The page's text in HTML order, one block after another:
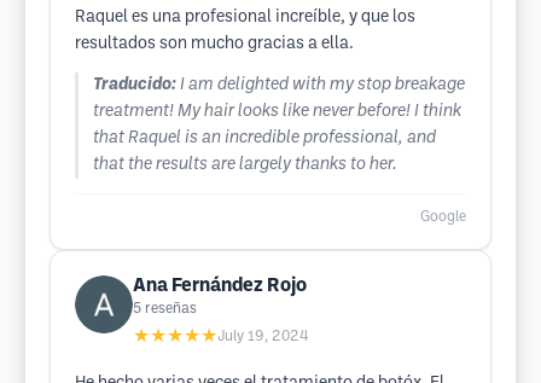
Raquel es una profesional increíble, y que los
resultados son mucho gracias a ella.
Traducido: I am delighted with my stop breakage
treatment! My hair looks like never before! I think
that Raquel is an incredible professional, and
that the results are largely thanks to her.
Google
Ana Fernández Rojo
5 reseñas
★★★★★July 19, 2024